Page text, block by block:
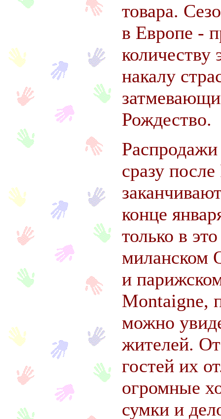
товара.
в Европе -
количеству
накалу
Рождество.
сразу
конце
только в
миланском
и
Montaigne,
можно
жителей.
гостей их
огромные
сумки и